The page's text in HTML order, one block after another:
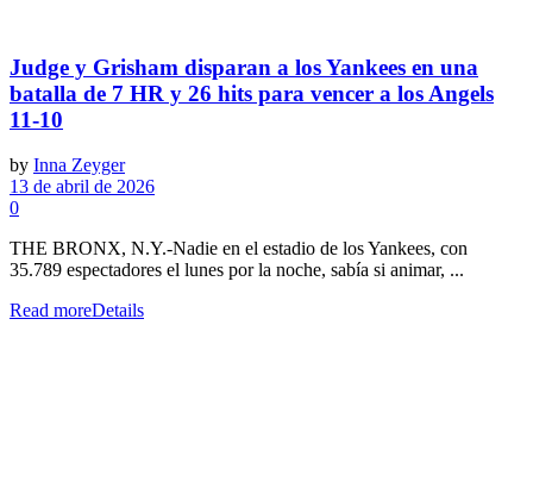
Judge y Grisham disparan a los Yankees en una
batalla de 7 HR y 26 hits para vencer a los Angels
11-10
by Inna Zeyger
13 de abril de 2026
0
THE BRONX, N.Y.-Nadie en el estadio de los Yankees, con
35.789 espectadores el lunes por la noche, sabía si animar, ...
Read moreDetails